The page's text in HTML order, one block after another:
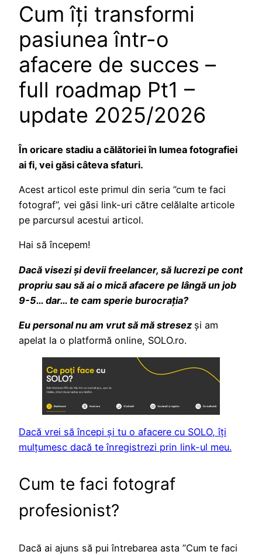
Cum îți transformi
pasiunea într-o
afacere de succes –
full roadmap Pt1 –
update 2025/2026
În oricare stadiu a călătoriei în lumea fotografiei
ai fi, vei găsi câteva sfaturi.
Acest articol este primul din seria ”cum te faci
fotograf”, vei găsi link-uri către celălalte articole
pe parcursul acestui articol.
Hai să începem!
Dacă visezi și devii freelancer, să lucrezi pe cont
propriu sau să ai o mică afacere pe lângă un job
9-5… dar… te cam sperie burocrația?
Eu personal nu am vrut să mă stresez și am
apelat la o platformă online, SOLO.ro.
Dacă vrei să începi și tu o afacere cu SOLO, îți
mulțumesc dacă te înregistrezi prin link-ul meu.
Cum te faci fotograf
profesionist?
Dacă ai ajuns să pui întrebarea asta ”Cum te faci